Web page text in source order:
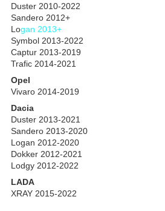
Duster 2010-2022
Sandero 2012+
Logan 2013+
Symbol 2013-2022
Captur 2013-2019
Trafic 2014-2021
Opel
Vivaro 2014-2019
Dacia
Duster 2013-2021
Sandero 2013-2020
Logan 2012-2020
Dokker 2012-2021
Lodgy 2012-2022
LADA
XRAY 2015-2022